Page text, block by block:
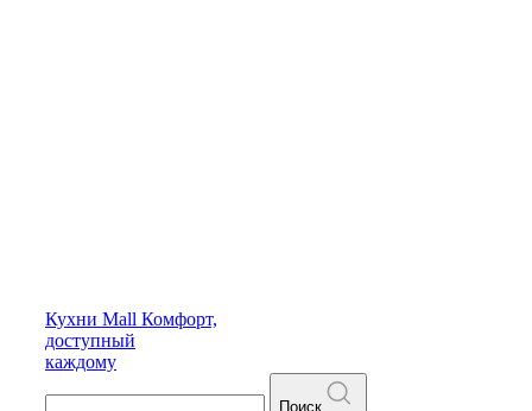
Кухни Mall Комфорт,
доступный
каждому
Поиск